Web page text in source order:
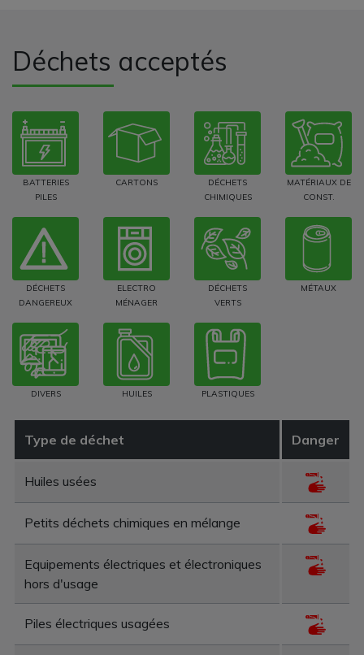
Déchets acceptés
BATTERIES
PILES
CARTONS
DÉCHETS
CHIMIQUES
MATÉRIAUX DE
CONST.
DÉCHETS
DANGEREUX
ELECTRO
MÉNAGER
DÉCHETS
VERTS
MÉTAUX
DIVERS HUILES PLASTIQUES
Type de déchet Danger
Huiles usées
Petits déchets chimiques en mélange
Equipements électriques et électroniques
hors d'usage
Piles électriques usagées